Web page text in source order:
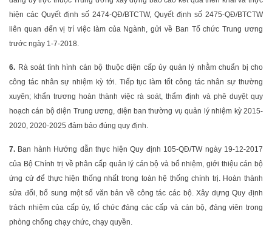
hiện các Quyết định số 2474-QĐ/BTCTW, Quyết định số 2475-QĐ/BTCTW
liên quan đến vị trí việc làm của Ngành, gửi về Ban Tổ chức Trung ương
trước ngày 1-7-2018.
6. Rà soát tình hình cán bộ thuộc diện cấp ủy quản lý nhằm chuẩn bị cho
công tác nhân sự nhiệm kỳ tới. Tiếp tục làm tốt công tác nhân sự thường
xuyên; khẩn trương hoàn thành việc rà soát, thẩm định và phê duyệt quy
hoạch cán bộ diện Trung ương, diện ban thường vụ quản lý nhiệm kỳ 2015-
2020, 2020-2025 đảm bảo đúng quy định.
7. Ban hành Hướng dẫn thực hiện Quy định 105-QĐ/TW ngày 19-12-2017
của Bộ Chính trị về phân cấp quản lý cán bộ và bổ nhiệm, giới thiệu cán bộ
ứng cử để thực hiện thống nhất trong toàn hệ thống chính trị. Hoàn thành
sửa đổi, bổ sung một số văn bản về công tác các bộ. Xây dựng Quy định
trách nhiệm của cấp ủy, tổ chức đảng các cấp và cán bộ, đảng viên trong
phòng chống chạy chức, chạy quyền.